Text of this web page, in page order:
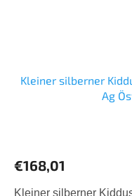
Kleiner silberner
Ag
€168,01
Kleiner silberner